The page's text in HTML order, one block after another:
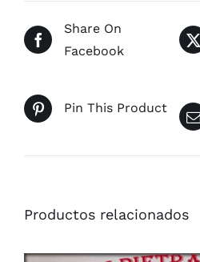
Share On
Facebook
Pin This Product
Productos relacionados